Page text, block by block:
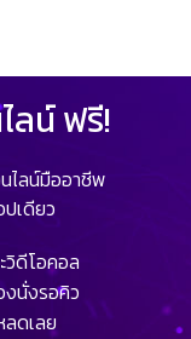
ลน์ ฟรี!
ไลน์มืออาชีพ
เดียว
ดีโอคอล
นั่งรอคิว
ดเลย